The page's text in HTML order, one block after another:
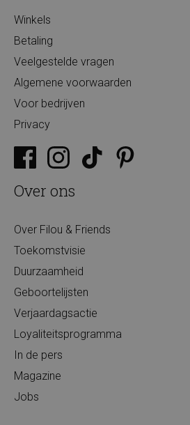
Winkels
Betaling
Veelgestelde vragen
Algemene voorwaarden
Voor bedrijven
Privacy
Over ons
Over Filou & Friends
Toekomstvisie
Duurzaamheid
Geboortelijsten
Verjaardagsactie
Loyaliteitsprogramma
In de pers
Magazine
Jobs